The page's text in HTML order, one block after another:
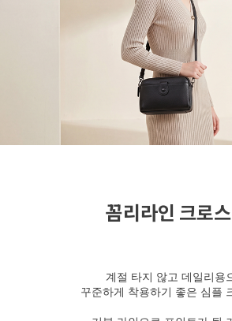
꼼리라인 크로
계절 타지 않고 데일리용
꾸준하게 착용하기 좋은 심플